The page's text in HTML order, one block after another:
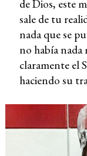
de Dios, este
sale de tu
nada que se
no había nada
claramente el
haciendo su